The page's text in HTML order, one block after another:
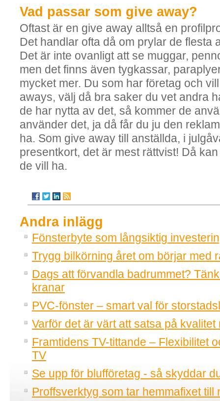
Vad passar som give away?
Oftast är en give away alltså en
Det handlar ofta då om prylar de flesta
Det är inte ovanligt att se muggar,
men det finns även tygkassar,
mycket mer. Du som har företag och
aways, välj då bra saker du vet andra
de har nytta av det, så kommer de
använder det, ja då får du ju den
ha. Som give away till anställda, i
presentkort, det är mest rättvist! Då
de vill ha.
Andra inlägg
Fönsterbyte som långsiktig
Trygg bilkörning året om börjar med
Dags att förvandla badrummet?
kranar
PVC-fönster – smart val för
Varför det är värt att satsa på
Framtidens TV-tittande – Flexibilitet
TV
Se upp för blufföretag - så skyddar
Proffsverktyg som tar hemmafixet till